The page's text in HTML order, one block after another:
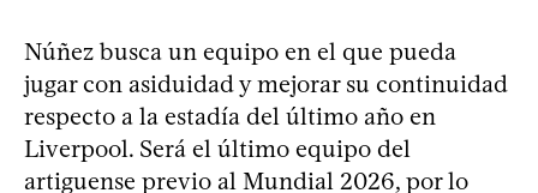
Núñez busca un equipo en el que pueda
jugar con asiduidad y mejorar su continuidad
respecto a la estadía del último año en
Liverpool. Será el último equipo del
artiguense previo al Mundial 2026, por lo